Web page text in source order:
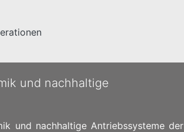
und nachhaltige
und nachhaltige Antriebssysteme der